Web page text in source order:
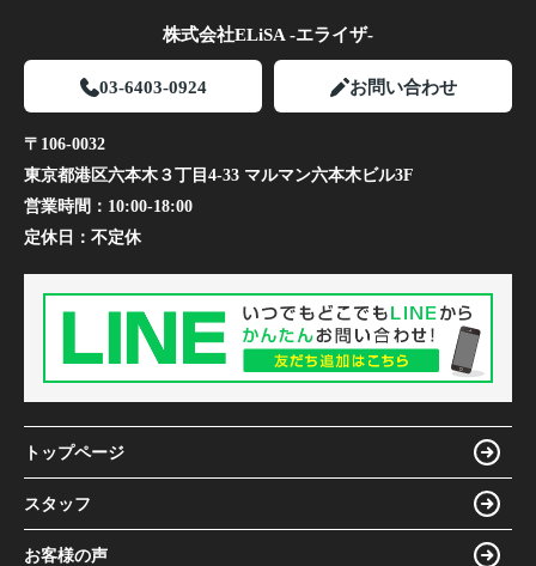
株式会社ELiSA -エライザ-
03-6403-0924 お問い合わせ
〒106-0032
東京都港区六本木３丁目4-33 マルマン六本木ビル3F
営業時間： 10:00-18:00
定休日： 不定休
トップページ
スタッフ
お客様の声